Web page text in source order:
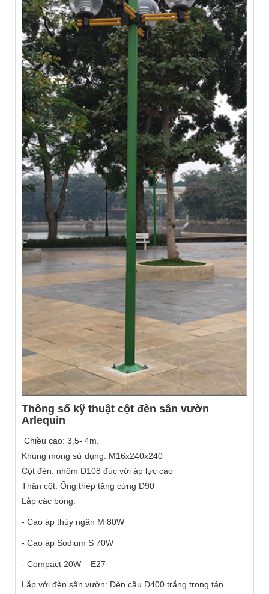
Thông số kỹ thuật cột đèn sân vườn
Arlequin
Chiều cao: 3,5- 4m.
Khung móng sử dụng: M16x240x240
Cột đèn: nhôm D108 đúc với áp lực cao
Thân cột: Ống thép tăng cứng D90
Lắp các bóng:
- Cao áp thủy ngân M 80W
- Cao áp Sodium S 70W
- Compact 20W – E27
Lắp với đèn sân vườn: Đèn cầu D400 trắng trong tán